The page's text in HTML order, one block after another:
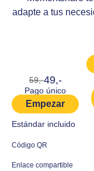
adapte a tus
59,-49,-
Pago único
Empezar
Estándar incluido
Código QR
Enlace compartible